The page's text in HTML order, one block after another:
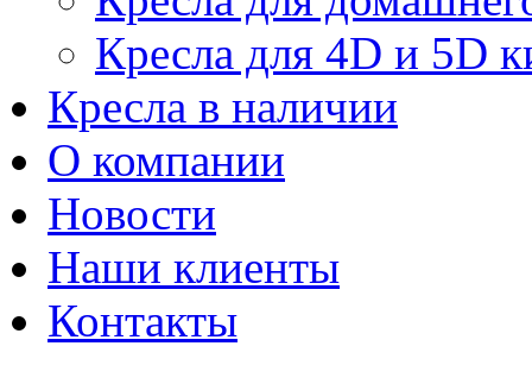
Кресла для 4D и 5D
Кресла в наличии
О компании
Новости
Наши клиенты
Контакты